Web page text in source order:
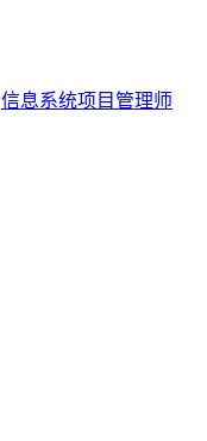
信息系统项目管理师